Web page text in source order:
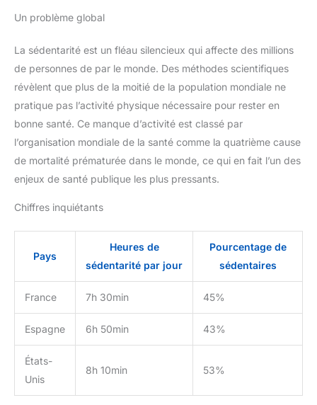
Un problème global
La sédentarité est un fléau silencieux qui affecte des millions
de personnes de par le monde. Des méthodes scientifiques
révèlent que plus de la moitié de la population mondiale ne
pratique pas l’activité physique nécessaire pour rester en
bonne santé. Ce manque d’activité est classé par
l’organisation mondiale de la santé comme la quatrième cause
de mortalité prématurée dans le monde, ce qui en fait l’un des
enjeux de santé publique les plus pressants.
Chiffres inquiétants
Pays
Heures de
sédentarité par jour
Pourcentage de
sédentaires
France 7h 30min 45%
Espagne 6h 50min 43%
États-
Unis
8h 10min 53%